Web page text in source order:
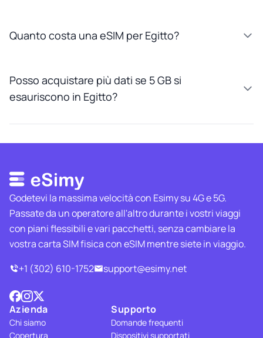
Quanto costa una eSIM per Egitto?
Posso acquistare più dati se 5 GB si
esauriscono in Egitto?
Godetevi la massima velocità con Esimy su 4G e 5G.
Passate da un operatore all'altro durante i vostri viaggi
con piani flessibili e vari pacchetti, senza cambiare la
vostra carta SIM fisica con eSIM mentre siete in viaggio.
+1 (302) 610-1752
support@esimy.net
Azienda
Chi siamo
Copertura
Supporto
Domande frequenti
Dispositivi supportati